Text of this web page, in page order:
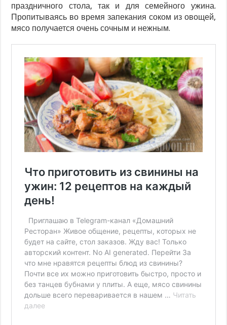
праздничного стола, так и для семейного ужина.
Пропитываясь во время запекания соком из овощей,
мясо получается очень сочным и нежным.